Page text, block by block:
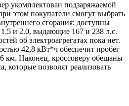
укомплектован подзаряжаемой
этом покупатели смогут выбрать
сгорания: доступны
и 2.0, выдающие 167 и 238 л.с.
об электроагрегатах пока нет.
42,8 кВт*ч обеспечит пробег
км. Наконец, кроссоверу обещаны
которые позволят реализовать